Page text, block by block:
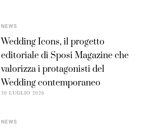
NEWS
Wedding Icons, il progetto
editoriale di Sposi Magazine che
valorizza i protagonisti del
Wedding contemporaneo
30 LUGLIO 2026
NEWS